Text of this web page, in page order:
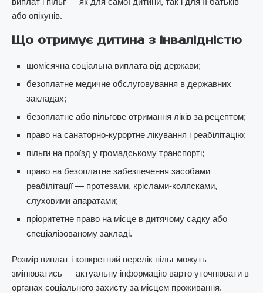
або опікунів.
Що отримує дитина з інвалідністю
щомісячна соціальна виплата від держави;
безоплатне медичне обслуговування в державних
закладах;
безоплатне або пільгове отримання ліків за рецептом;
право на санаторно-курортне лікування і реабілітацію;
пільги на проїзд у громадському транспорті;
право на безоплатне забезпечення засобами
реабілітації — протезами, кріслами-колясками,
слуховими апаратами;
пріоритетне право на місце в дитячому садку або
спеціалізованому закладі.
Розмір виплат і конкретний перелік пільг можуть
змінюватись — актуальну інформацію варто уточнювати в
органах соціального захисту за місцем проживання.